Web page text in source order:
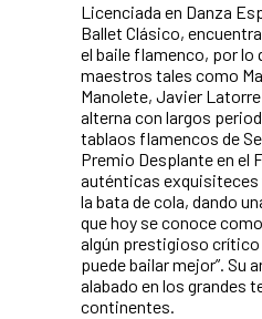
Licenciada en Danza
Ballet Clásico,
el baile flamenco, por lo
maestros tales como
Manolete, Javier
alterna con largos
tablaos flamencos de
Premio Desplante en el
auténticas exquisiteces
la bata de cola, dando
que hoy se conoce
algún prestigioso crítico
puede bailar mejor”. Su
alabado en los grandes
continentes.